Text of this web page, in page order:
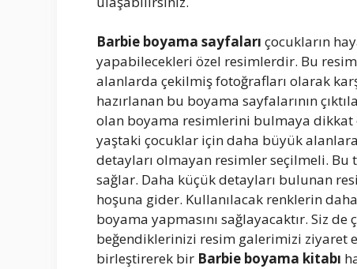
Barbie boyama sayfaları çocukların
yapabilecekleri özel resimlerdir. Bu
alanlarda çekilmiş fotoğrafları olarak
hazırlanan bu boyama sayfalarının
olan boyama resimlerini bulmaya
yaştaki çocuklar için daha büyük
detayları olmayan resimler seçilmeli.
sağlar. Daha küçük detayları bulunan
hoşuna gider. Kullanılacak renklerin
boyama yapmasını sağlayacaktır. Siz
beğendiklerinizi resim galerimizi ziyaret
birleştirerek bir Barbie boyama kitabı